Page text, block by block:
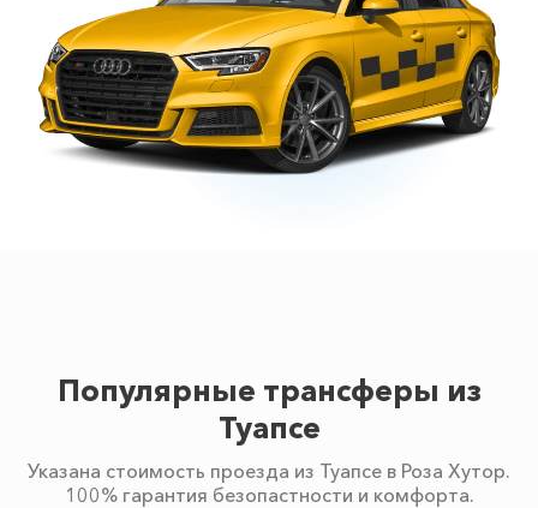
Популярные трансферы из
Туапсе
Указана стоимость проезда из Туапсе в Роза Хутор.
100% гарантия безопастности и комфорта.